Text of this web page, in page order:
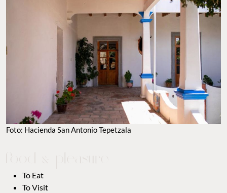
FOTO: HACIENDA SAN ANTONIO TEPETZALA